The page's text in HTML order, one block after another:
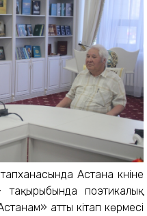
Астана күніне
поэтикалық
атты кітап көрмесі